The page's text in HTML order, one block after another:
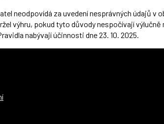
neodpovídá za uvedení nesprávných údajů v
výhru, pokud tyto důvody nespočívají výlučně
nabývají účinnosti dne 23. 10. 2025.